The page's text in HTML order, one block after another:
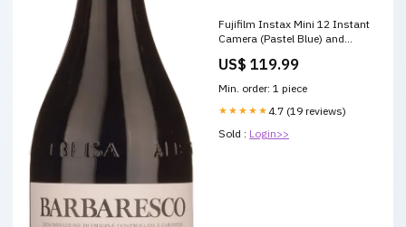
Fujifilm Instax Mini 12 Instant
Camera (Pastel Blue) and
Fresnel Barn Door
US$ 119.99
Min. order: 1 piece
★★★★★ 4.7 (19 reviews)
Sold : Login>>